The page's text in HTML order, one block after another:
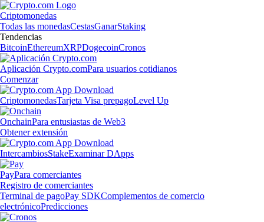
Criptomonedas
Todas las monedasCestasGanarStaking
Tendencias
BitcoinEthereumXRPDogecoinCronos
Aplicación Crypto.comPara usuarios cotidianos
Comenzar
CriptomonedasTarjeta Visa prepagoLevel Up
OnchainPara entusiastas de Web3
Obtener extensión
IntercambiosStakeExaminar DApps
PayPara comerciantes
Registro de comerciantes
Terminal de pagoPay SDKComplementos de comercio
electrónicoPredicciones